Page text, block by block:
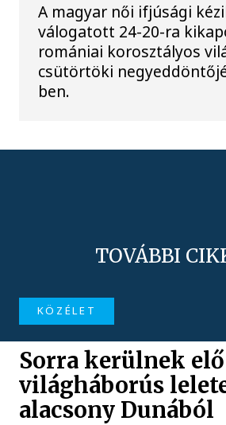
A magyar női ifjúsági
válogatott 24-20-ra
romániai korosztályos
csütörtöki
ben.
TOVÁBBI
KÖZÉLET
Sorra kerülnek elő
világháborús
alacsony Dunából